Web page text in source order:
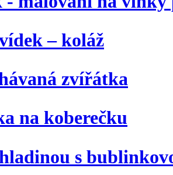
– koláž
zvířátka
na koberečku
s